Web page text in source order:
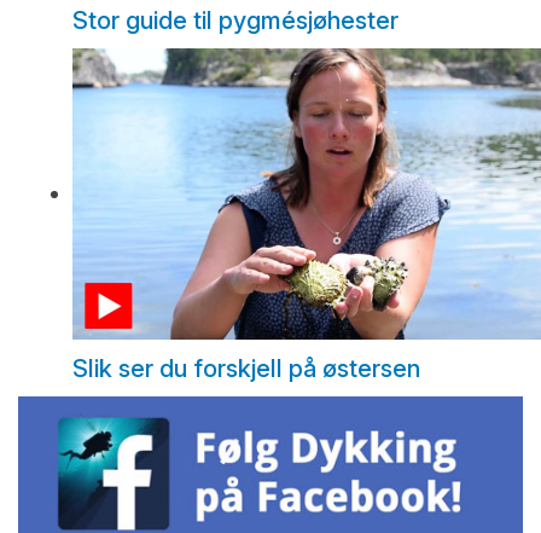
Stor guide til pygmésjøhester
Slik ser du forskjell på østersen